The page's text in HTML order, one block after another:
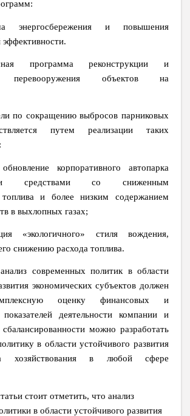
энергосбережения и повышения
эффективности.
программа реконструкции и
перевооружения объектов на
по сокращению выбросов парниковых
путем реализации таких
корпоративного автопарка
средствами со сниженным
топлива и более низким содержанием
в выхлопных газах;
«экологичного» стиля вождения,
снижению расхода топлива.
современных политик в области
экономических субъектов должен
оценку финансовых и
деятельности компании и
можно разработать
в области устойчивого развития
хозяйствования в любой сфере
стоит отметить, что анализ
в области устойчивого развития